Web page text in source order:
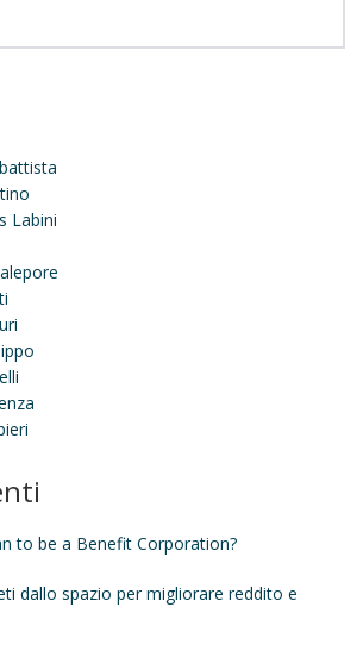
Labini
to be a Benefit Corporation?
dallo spazio per migliorare reddito e